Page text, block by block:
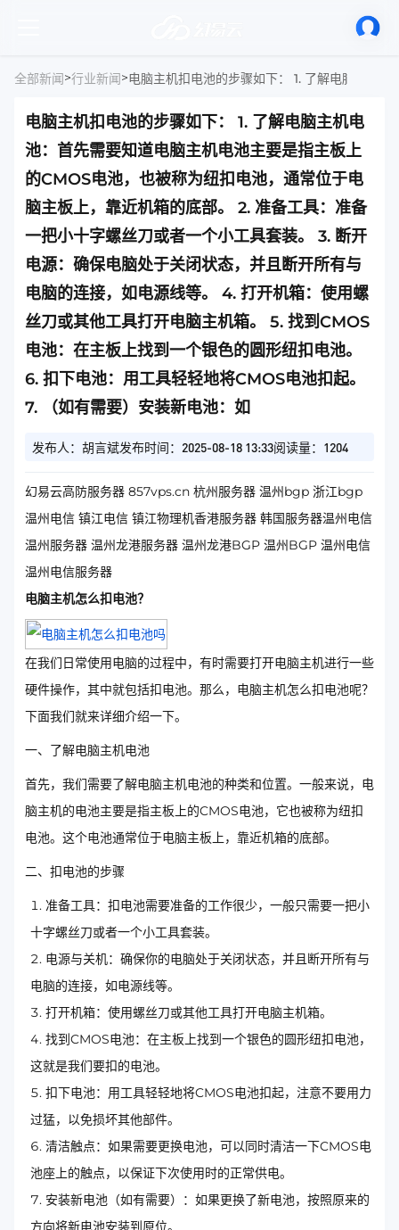
全部新闻>行业新闻>
电脑主机扣电池的步骤如下： 1. 了解电脑主机电
池：首先需要知道电脑主机电池主要是指主板上
的CMOS电池，也被称为纽扣电池，通常位于电
脑主板上，靠近机箱的底部。 2. 准备工具：准备
一把小十字螺丝刀或者一个小工具套装。 3. 断开
电源：确保电脑处于关闭状态，并且断开所有与
电脑的连接，如电源线等。 4. 打开机箱：使用螺
丝刀或其他工具打开电脑主机箱。 5. 找到CMOS
电池：在主板上找到一个银色的圆形纽扣电池。
6. 扣下电池：用工具轻轻地将CMOS电池扣起。
7. （如有需要）安装新电池：如
发布人：胡言斌发布时间：2025-08-18 13:33阅读量：1204
幻易云高防服务器 857vps.cn 杭州服务器 温州bgp 浙江bgp
温州电信 镇江电信 镇江物理机香港服务器 韩国服务器温州电信
温州服务器 温州龙港服务器 温州龙港BGP 温州BGP 温州电信
温州电信服务器
电脑主机怎么扣电池？
在我们日常使用电脑的过程中，有时需要打开电脑主机进行一些
硬件操作，其中就包括扣电池。那么，电脑主机怎么扣电池呢？
下面我们就来详细介绍一下。
一、了解电脑主机电池
首先，我们需要了解电脑主机电池的种类和位置。一般来说，电
脑主机的电池主要是指主板上的CMOS电池，它也被称为纽扣
电池。这个电池通常位于电脑主板上，靠近机箱的底部。
二、扣电池的步骤
准备工具：扣电池需要准备的工作很少，一般只需要一把小
十字螺丝刀或者一个小工具套装。
电源与关机：确保你的电脑处于关闭状态，并且断开所有与
电脑的连接，如电源线等。
打开机箱：使用螺丝刀或其他工具打开电脑主机箱。
找到CMOS电池：在主板上找到一个银色的圆形纽扣电池，
这就是我们要扣的电池。
扣下电池：用工具轻轻地将CMOS电池扣起，注意不要用力
过猛，以免损坏其他部件。
清洁触点：如果需要更换电池，可以同时清洁一下CMOS电
池座上的触点，以保证下次使用时的正常供电。
安装新电池（如有需要）：如果更换了新电池，按照原来的
方向将新电池安装到原位。